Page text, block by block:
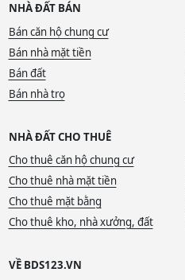
NHÀ ĐẤT BÁN
Bán căn hộ chung cư
Bán nhà mặt tiền
Bán đất
Bán nhà trọ
NHÀ ĐẤT CHO THUÊ
Cho thuê căn hộ chung cư
Cho thuê nhà mặt tiền
Cho thuê mặt bằng
Cho thuê kho, nhà xưởng, đất
VỀ BDS123.VN